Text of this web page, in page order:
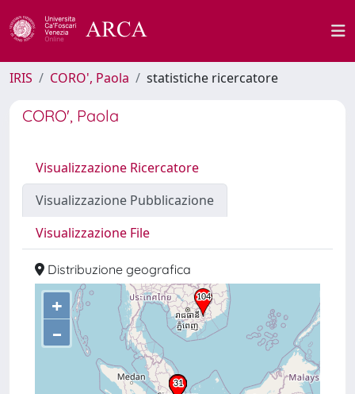
IRIS CORO', Paola statistiche ricercatore
CORO', Paola
Visualizzazione Ricercatore
Visualizzazione Pubblicazione
Visualizzazione File
Distribuzione geografica
+
–